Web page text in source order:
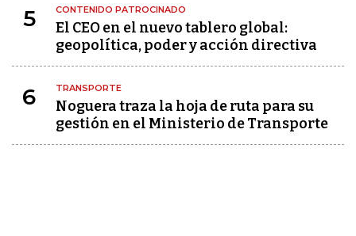
5 CONTENIDO PATROCINADO
El CEO en el nuevo tablero global:
geopolítica, poder y acción directiva
6 TRANSPORTE
Noguera traza la hoja de ruta para su
gestión en el Ministerio de Transporte